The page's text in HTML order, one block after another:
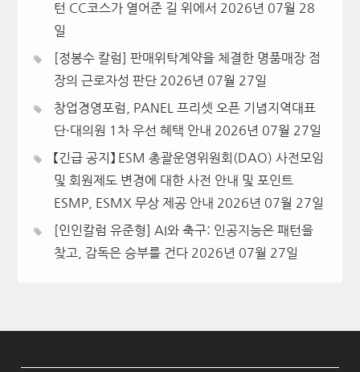
턴 CC코스가 열어준 길 위에서 2026년 07월 28
일
[정봉수 칼럼] 판매위탁계약을 체결한 명품매장 점
장의 근로자성 판단 2026년 07월 27일
창업경영포럼, PANEL 프리셋 오픈 기념지역대표
단·대의원 1차 우선 혜택 안내 2026년 07월 27일
【긴급 공지】 ESM 총괄운영위원회(DAO) 사전모임
및 회원제도 변경에 대한 사전 안내 및 포인트
ESMP, ESMX 무상 제공 안내 2026년 07월 27일
[인인칼럼 유준형] AI와 축구: 인공지능은 패턴을
찾고, 감독은 승부를 건다 2026년 07월 27일